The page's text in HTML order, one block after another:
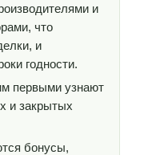
и
что
и
годности.
первыми узнают
и закрытых
бонусы,